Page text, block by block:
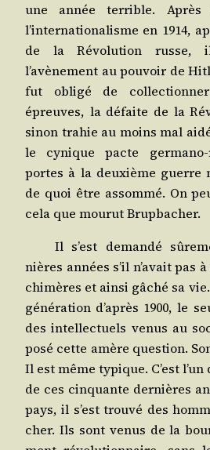
une année ter­rible. Après
l’internationalisme en 1914,
de la Révo­lu­tion
l’avènement au pou­voir de
fut obli­gé de
épreuves, la défaite de la
sinon tra­hie au moins mal
le cynique pacte
portes à la deuxième guerre
de quoi être assom­mé. On
cela que mou­rut Brupbacher.
Il s’est deman­dé
nières années s’il n’avait pas
chi­mères et ain­si gâché sa
géné­ra­tion d’après 1900, le
des intel­lec­tuels venus au
posé cette amère ques­tion.
Il est même typique. C’est
de ces cin­quante der­nières
pays, il s’est trou­vé des
cher. Ils sont venus de la